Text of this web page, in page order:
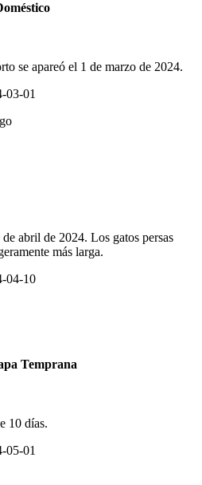
se apareó el 1 de marzo de 2024.
03-01
abril de 2024. Los gatos persas
más larga.
04-10
Temprana
10 días.
05-01